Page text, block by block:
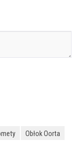
Obłok Oorta